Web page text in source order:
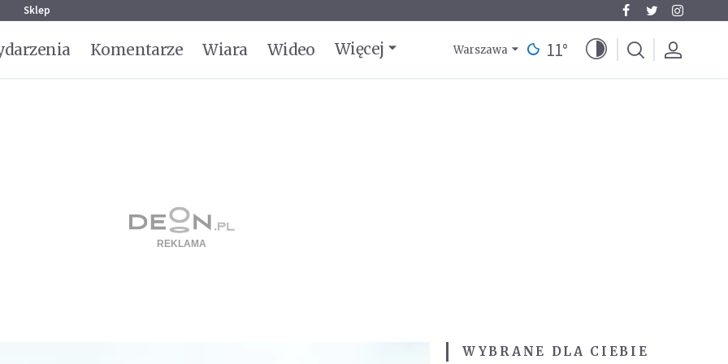
Sklep
Komentarze Wiara Wideo Więcej Warszawa 11°
WYBRANE DLA CIEBIE